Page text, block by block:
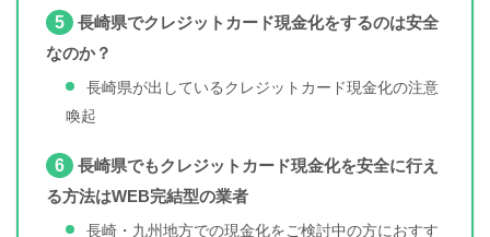
5
長崎県でクレジットカード現金化をするのは安全
なのか？
長崎県が出しているクレジットカード現金化の注意
喚起
6
長崎県でもクレジットカード現金化を安全に行え
る方法はWEB完結型の業者
長崎・九州地方での現金化をご検討中の方におすす